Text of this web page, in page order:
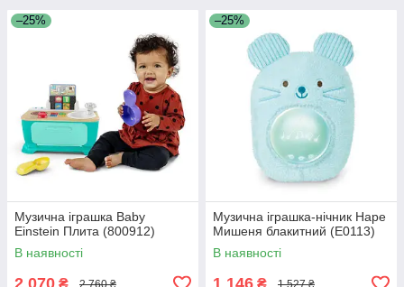
–25%
Музична іграшка Baby
Einstein Плита (800912)
В наявності
2 760 ₴
–25%
Музична іграшка-нічник Hape
Мишеня блакитний (E0113)
В наявності
1 527 ₴